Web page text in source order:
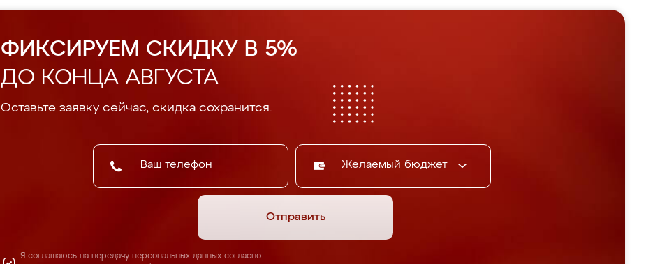
ФИКСИРУЕМ СКИДКУ В 5%
ДО КОНЦА АВГУСТА
Оставьте заявку сейчас, скидка сохранится.
Желаемый бюджет
Отправить
Я соглашаюсь на передачу персональных данных согласно